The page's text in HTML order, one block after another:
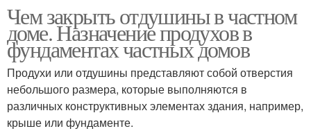
Чем закрыть отдушины в частном
доме. Назначение продухов в
фундаментах частных домов
Продухи или отдушины представляют собой отверстия
небольшого размера, которые выполняются в
различных конструктивных элементах здания, например,
крыше или фундаменте.